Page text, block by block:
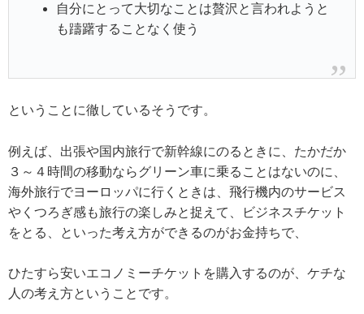
自分にとって大切なことは贅沢と言われようと
も躊躇することなく使う
ということに徹しているそうです。
例えば、出張や国内旅行で新幹線にのるときに、たかだか
３～４時間の移動ならグリーン車に乗ることはないのに、
海外旅行でヨーロッパに行くときは、飛行機内のサービス
やくつろぎ感も旅行の楽しみと捉えて、ビジネスチケット
をとる、といった考え方ができるのがお金持ちで、
ひたすら安いエコノミーチケットを購入するのが、ケチな
人の考え方ということです。